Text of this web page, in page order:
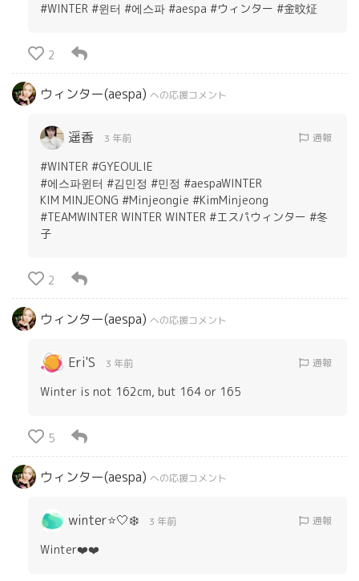
#WINTER #윈터 #에스파 #aespa #ウィンター #金旼炡
2
ウィンター(aespa) への応援コメント
遥香 3 年前 通報
#WINTER #GYEOULIE
#에스파윈터 #김민정 #민정 #aespaWINTER
KIM MINJEONG #Minjeongie #KimMinjeong
#TEAMWINTER WINTER WINTER #エスパウィンター #冬
子
2
ウィンター(aespa) への応援コメント
Eri'S 3 年前 通報
Winter is not 162cm, but 164 or 165
5
ウィンター(aespa) への応援コメント
winter⭐️🤍❄️ 3 年前 通報
Winter❤️❤️